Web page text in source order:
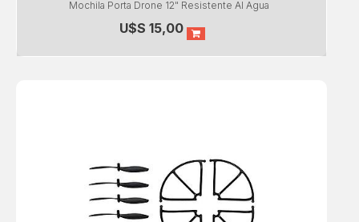
Mochila Porta Drone 12" Resistente Al Agua
U$S 15,00